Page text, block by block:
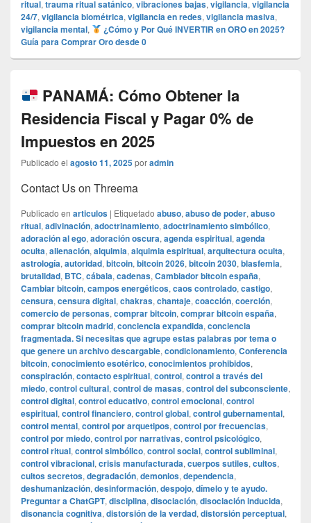
ritual, trauma ritual satánico, vibraciones bajas, vigilancia, vigilancia
24/7, vigilancia biométrica, vigilancia en redes, vigilancia masiva,
vigilancia mental,
¿Cómo y Por Qué INVERTIR en ORO en 2025?
Guía para Comprar Oro desde 0
PANAMÁ: Cómo Obtener la
Residencia Fiscal y Pagar 0% de
Impuestos en 2025
Publicado el agosto 11, 2025poradmin
Contact Us on Threema
Publicado en articulos | Etiquetado abuso, abuso de poder, abuso
ritual, adivinación, adoctrinamiento, adoctrinamiento simbólico,
adoración al ego, adoración oscura, agenda espiritual, agenda
oculta, alienación, alquimia, alquimia espiritual, arquitectura oculta,
astrología, autoridad, bitcoin, bitcoin 2026, bitcoin 2030, blasfemia,
brutalidad, BTC, cábala, cadenas, Cambiador bitcoin españa,
Cambiar bitcoin, campos energéticos, caos controlado, castigo,
censura, censura digital, chakras, chantaje, coacción, coerción,
comercio de personas, comprar bitcoin, comprar bitcoin españa,
comprar bitcoin madrid, conciencia expandida, conciencia
fragmentada. Si necesitas que agrupe estas palabras por tema o
que genere un archivo descargable, condicionamiento, Conferencia
bitcoin, conocimiento esotérico, conocimientos prohibidos,
conspiración, contacto espiritual, control, control a través del
miedo, control cultural, control de masas, control del subconsciente,
control digital, control educativo, control emocional, control
espiritual, control financiero, control global, control gubernamental,
control mental, control por arquetipos, control por frecuencias,
control por miedo, control por narrativas, control psicológico,
control ritual, control simbólico, control social, control subliminal,
control vibracional, crisis manufacturada, cuerpos sutiles, cultos,
cultos secretos, degradación, demonios, dependencia,
deshumanización, desinformación, despojo, dímelo y te ayudo.
Preguntar a ChatGPT, disciplina, disociación, disociación inducida,
disonancia cognitiva, distorsión de la verdad, distorsión perceptual,